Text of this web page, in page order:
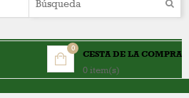
CESTA DE LA COMPRA
0 item(s)
0